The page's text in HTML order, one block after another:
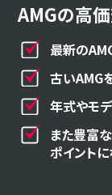
AMGの高価
最新の
古いAMG
年式やモ
また豊富
ポイントに